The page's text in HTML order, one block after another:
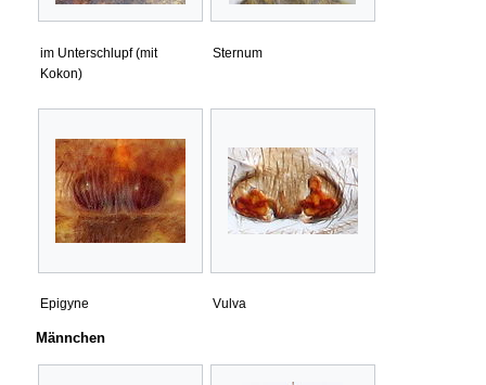
im Unterschlupf (mit
Kokon)
Sternum
Epigyne Vulva
Männchen